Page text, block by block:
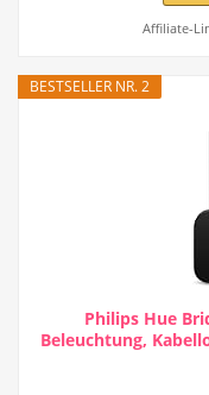
Affiliate-
BESTSELLER NR. 2
Philips Hue
Beleuchtung,